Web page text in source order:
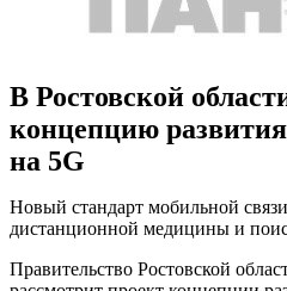
В Ростовской
концепцию
на 5G
Новый стандарт мобильной
дистанционной медицины и
Правительство Ростовской